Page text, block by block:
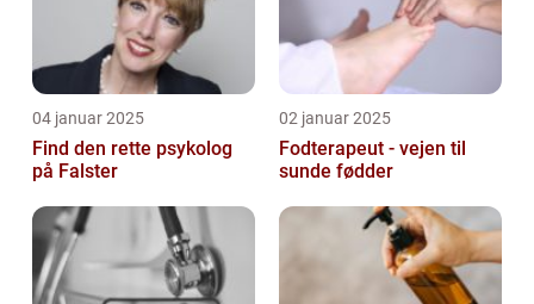
04 januar 2025
Find den rette psykolog
på Falster
02 januar 2025
Fodterapeut - vejen til
sunde fødder